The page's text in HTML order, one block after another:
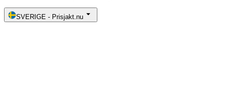
SVERIGE - Prisjakt.nu